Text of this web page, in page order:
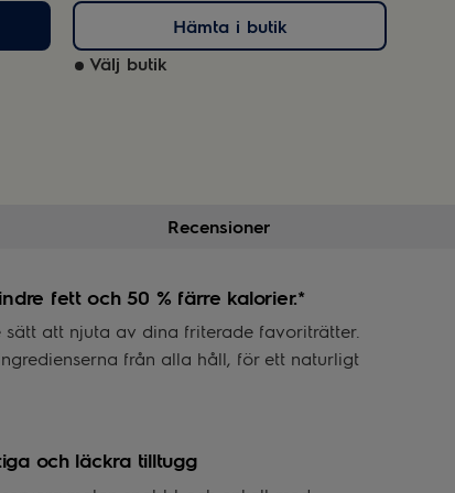
Hämta i butik
Välj butik
Recensioner
fett och 50 % färre kalorier.*
sätt att njuta av dina friterade favoriträtter.
från alla håll, för ett naturligt
och läckra tilltugg